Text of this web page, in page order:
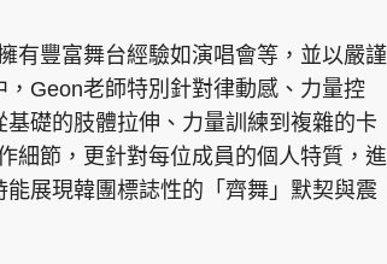
有豐富舞台經驗如演唱會等，並以嚴謹
Geon老師特別針對律動感、力量控
礎的肢體拉伸、力量訓練到複雜的卡
細節，更針對每位成員的個人特質，進
展現韓團標誌性的「齊舞」默契與震